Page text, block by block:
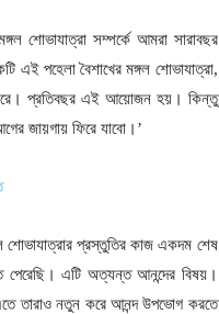
শোভাযাত্রা সম্পর্কে আমরা সারাবছর
এই পহেলা বৈশাখের মঙ্গল শোভাযাত্রা,
প্রতিবছর এই আয়োজন হয়। কিন্তু
জায়গায় ফিরে যাবো।’
শোভাযাত্রার প্রস্তুতির কাজ একদম শেষ
পেরেছি। এটি অত্যন্ত আনন্দের বিষয়।
এতে তারাও নতুন করে আনন্দ উপভোগ করতে